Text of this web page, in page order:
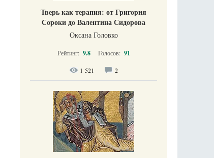
Тверь как терапия: от Григория
Сороки до Валентина Сидорова
Оксана Головко
Рейтинг: 9.8 Голосов: 91
1 521 2